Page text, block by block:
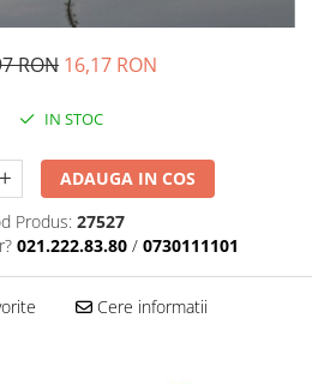
RON 16,17 RON
IN STOC
ADAUGA IN COS
Produs: 27527
021.222.83.80 / 0730111101
Cere informatii